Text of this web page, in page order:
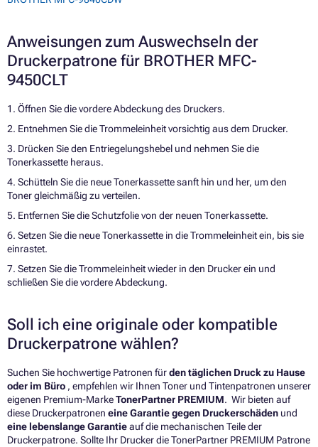
Anweisungen zum Auswechseln der
Druckerpatrone für BROTHER MFC-
9450CLT
1. Öffnen Sie die vordere Abdeckung des Druckers.
2. Entnehmen Sie die Trommeleinheit vorsichtig aus dem Drucker.
3. Drücken Sie den Entriegelungshebel und nehmen Sie die
Tonerkassette heraus.
4. Schütteln Sie die neue Tonerkassette sanft hin und her, um den
Toner gleichmäßig zu verteilen.
5. Entfernen Sie die Schutzfolie von der neuen Tonerkassette.
6. Setzen Sie die neue Tonerkassette in die Trommeleinheit ein, bis sie
einrastet.
7. Setzen Sie die Trommeleinheit wieder in den Drucker ein und
schließen Sie die vordere Abdeckung.
Soll ich eine originale oder kompatible
Druckerpatrone wählen?
Suchen Sie hochwertige Patronen fürden täglichen Druck zu Hause
oder im Büro , empfehlen wir Ihnen Toner und Tintenpatronen unserer
eigenen Premium-MarkeTonerPartner PREMIUM. Wir bieten auf
diese Druckerpatronen eine Garantie gegen Druckerschäden und
eine lebenslange Garantieauf die mechanischen Teile der
Druckerpatrone. Sollte Ihr Drucker die TonerPartner PREMIUM Patrone